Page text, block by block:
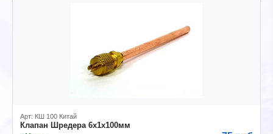
Арт: КШ 100 Китай
Клапан Шредера 6х1х100мм